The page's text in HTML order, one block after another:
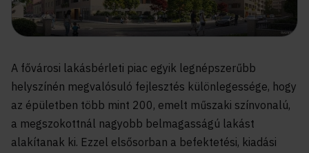
A fővárosi lakásbérleti piac egyik legnépszerűbb
helyszínén megvalósuló fejlesztés különlegessége, hogy
az épületben több mint 200, emelt műszaki színvonalú,
a megszokottnál nagyobb belmagasságú lakást
alakítanak ki. Ezzel elsősorban a befektetési, kiadási